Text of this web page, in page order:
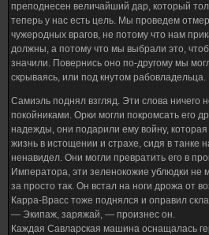
преподнесен величайший дар, который
теперь у нас есть цель. Мы проведем
чужеродных врагов, не потому что нам
должны, а потому что мы выбрали это,
значили. Повернись оно по-другому мы
скрываясь, или под кнутом
Самиэль поднял взгляд. Эти слова ничего
покойниками. Орки могли покромсать его
надежды, они подарили ему войну,
жизнь в истощении и страхе, сидя в танке
ненавидел. Они могли превратить его в
Императора, эти зеленокожие ублюдки не
за просто так. Он встал на ноги дрожа от
Карра-Врасс тоже поднялся и оправил
— Экипаж, заряжай, — произнес он.
Каждая Савларская машина оснащалась